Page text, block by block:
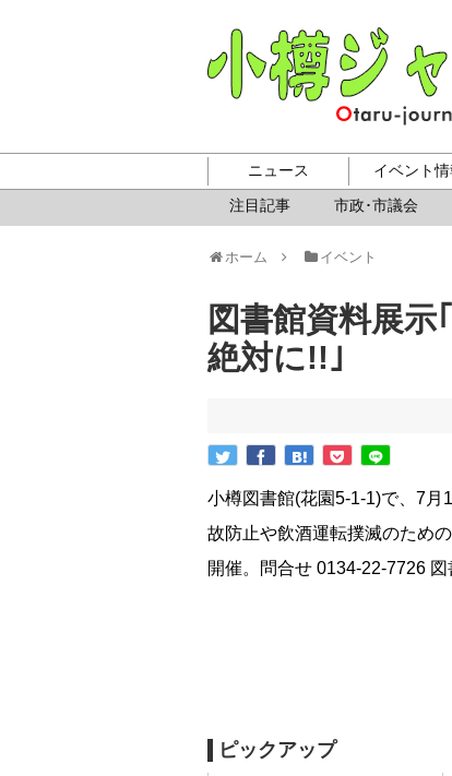
ニュース
注目記事
市政･市議会
イベント情
ホーム イベント
図書館資料展示
絶対に!!｣
小樽図書館(花園5-1-1)で、7月
故防止や飲酒運転撲滅のため
開催。問合せ 0134-22-7726 図
ピックアップ